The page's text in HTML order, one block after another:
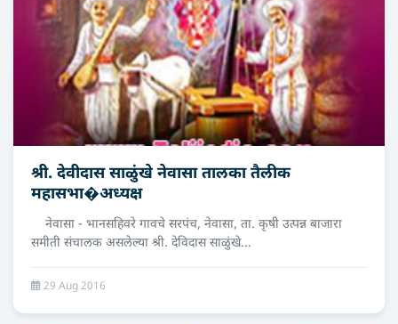
श्री. देवीदास साळुंखे नेवासा तालका तैलीक
महासभा�अध्यक्ष
नेवासा - भानसहिवरे गावचे सरपंच, नेवासा, ता. कृषी उत्पन्न बाजारा
समीती संचालक असलेल्या श्री. देविदास साळुंखे...
29 Aug 2016